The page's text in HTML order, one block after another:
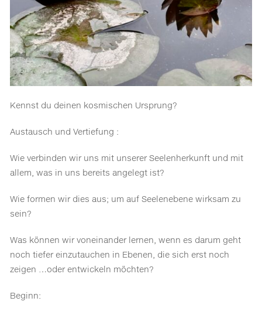
Kennst du deinen kosmischen Ursprung?
Austausch und Vertiefung :
Wie verbinden wir uns mit unserer Seelenherkunft und mit
allem, was in uns bereits angelegt ist?
Wie formen wir dies aus; um auf Seelenebene wirksam zu
sein?
Was können wir voneinander lernen, wenn es darum geht
noch tiefer einzutauchen in Ebenen, die sich erst noch
zeigen …oder entwickeln möchten?
Beginn: